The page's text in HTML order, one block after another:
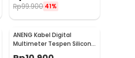
Rp99.900 41%
ANENG Kabel Digital
Multimeter Tespen Silicon